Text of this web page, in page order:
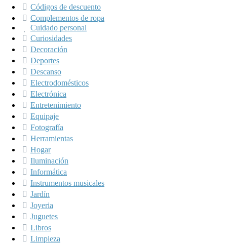
Códigos de descuento
Complementos de ropa
Cuidado personal
Curiosidades
Decoración
Deportes
Descanso
Electrodomésticos
Electrónica
Entretenimiento
Equipaje
Fotografía
Herramientas
Hogar
Iluminación
Informática
Instrumentos musicales
Jardín
Joyeria
Juguetes
Libros
Limpieza